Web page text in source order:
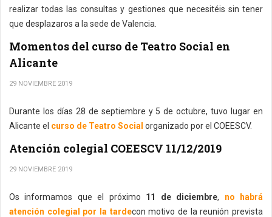
realizar todas las consultas y gestiones que necesitéis sin tener
que desplazaros a la sede de Valencia.
Momentos del curso de Teatro Social en
Alicante
29 NOVIEMBRE 2019
Durante los días 28 de septiembre y 5 de octubre, tuvo lugar en
Alicante el curso de Teatro Social organizado por el COEESCV.
Atención colegial COEESCV 11/12/2019
29 NOVIEMBRE 2019
Os informamos que el próximo 11 de diciembre, no habrá
atención colegial por la tardecon motivo de la reunión prevista